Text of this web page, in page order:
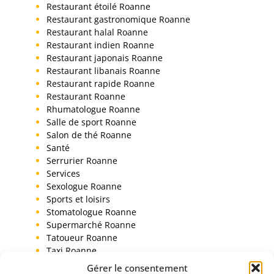
Gérer le consentement
Restaurant étoilé Roanne
Restaurant gastronomique Roanne
Restaurant halal Roanne
Restaurant indien Roanne
Restaurant japonais Roanne
Restaurant libanais Roanne
Restaurant rapide Roanne
Restaurant Roanne
Rhumatologue Roanne
Salle de sport Roanne
Salon de thé Roanne
Santé
Serrurier Roanne
Services
Sexologue Roanne
Sports et loisirs
Stomatologue Roanne
Supermarché Roanne
Tatoueur Roanne
Taxi Roanne
Toiletteur chien Roanne